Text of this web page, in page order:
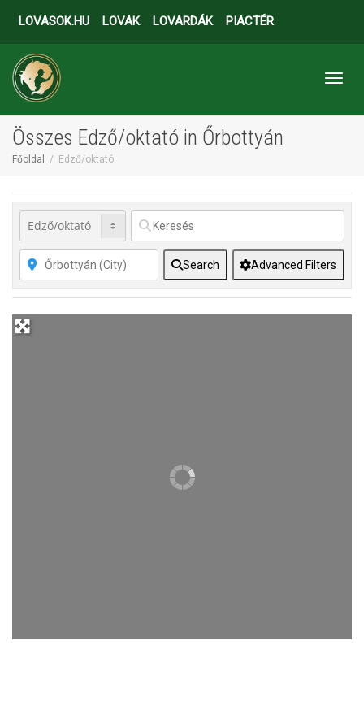
LOVASOK.HU LOVAK LOVARDÁK PIACTÉR
Összes Edző/oktató in Őrbottyán
Főoldal Edző/oktató
Search Advanced Filters